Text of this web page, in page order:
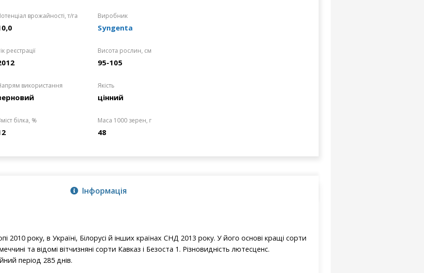
врожайності, т/га Виробник
Syngenta
реєстрації Висота рослин, см
95-105
використання Якість
цінний
білка, % Маса 1000 зерен, г
48
Інформація
2010 року, в Україні, Білорусі й інших країнах СНД 2013 року. У його основі кращі сорти
та відомі вітчизняні сорти Кавказ і Безоста 1. Різновидність лютесценс.
період 285 днів.